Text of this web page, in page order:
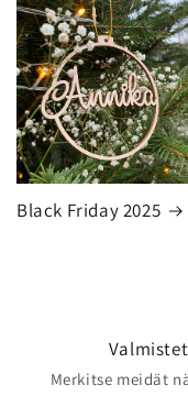
Black Friday 2025
Merkitse meidät